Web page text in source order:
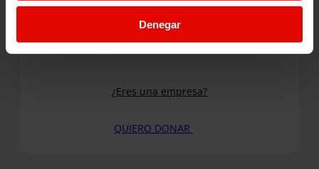
Denegar
conseguimos dos pupitres para dos
¿Eres una empresa?
QUIERO DONAR